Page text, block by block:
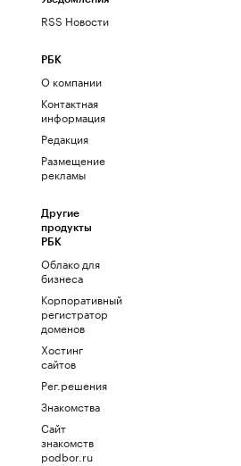
RSS Новости
РБК
О компании
Контактная
информация
Редакция
Размещение
рекламы
Другие
продукты
РБК
Облако для
бизнеса
Корпоративный
регистратор
доменов
Хостинг
сайтов
Рег.решения
Знакомства
Сайт
знакомств
podbor.ru